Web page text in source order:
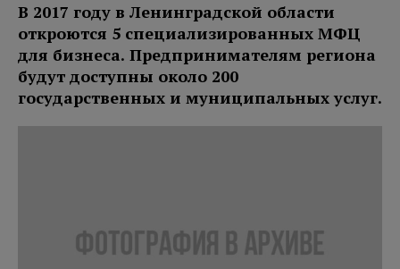
В 2017 году в Ленинградской области
откроются 5 специализированных МФЦ
для бизнеса. Предпринимателям региона
будут доступны около 200
государственных и муниципальных услуг.